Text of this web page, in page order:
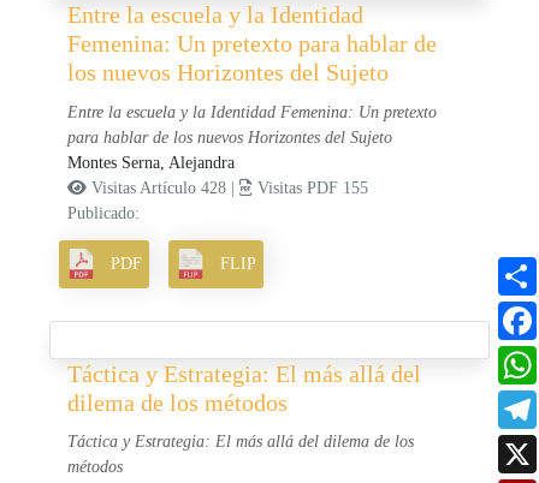
Entre la escuela y la Identidad
Femenina: Un pretexto para hablar de
los nuevos Horizontes del Sujeto
Entre la escuela y la Identidad Femenina: Un pretexto
para hablar de los nuevos Horizontes del Sujeto
Montes Serna, Alejandra
Visitas Artículo 428 |
Visitas PDF 155
Publicado:
PDF FLIP
Táctica y Estrategia: El más allá del
dilema de los métodos
Táctica y Estrategia: El más allá del dilema de los
métodos